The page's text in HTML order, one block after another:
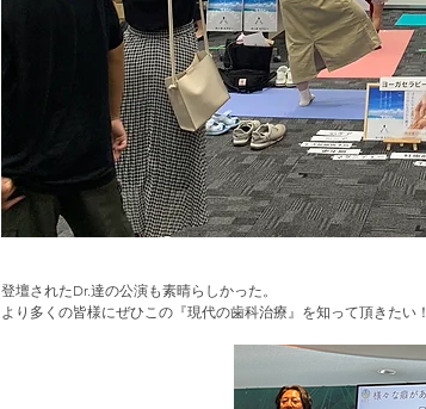
登壇されたDr.達の公演も素晴らしかった。
より多くの皆様にぜひこの『現代の歯科治療』を知って頂きたい！